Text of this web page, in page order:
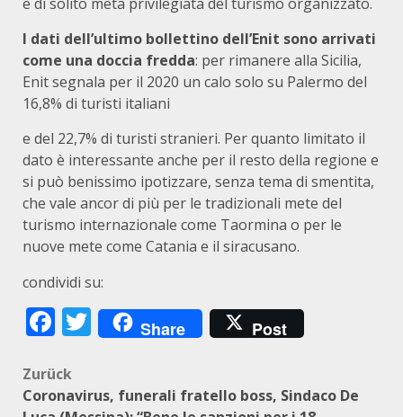
I dati dell’ultimo bollettino dell’Enit sono arrivati
come una doccia fredda: per rimanere alla Sicilia,
Enit segnala per il ­2020 un calo solo su Palermo del
16,8% di turisti italiani
e del 22,7% di turisti stranieri. Per quanto limitato il
dato è interessante anche per il resto della regione e
si può benissimo ipotizzare, senza tema di smentita,
che vale ancor di più per le tradizionali mete del
turismo internazionale come Taormina o per le
nuove mete come Catania e il siracusano.
condividi su:
Facebook
Twitter
Share Post
Beitragsnavigation
Zurück
Coronavirus, funerali fratello boss, Sindaco De